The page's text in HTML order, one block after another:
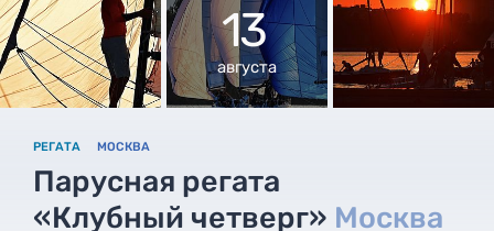
13
августа
РЕГАТА МОСКВА
Парусная регата
«Клубный четверг» Москва